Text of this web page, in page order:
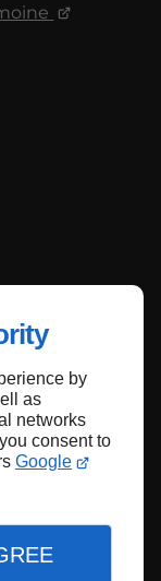
by
as
networks
consent to
Google